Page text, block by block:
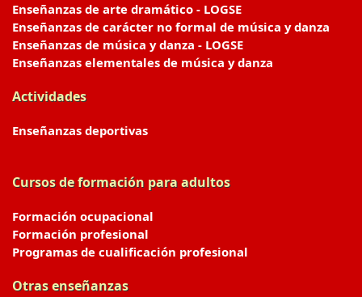
Enseñanzas de arte dramático - LOGSE
Enseñanzas de carácter no formal de música y danza
Enseñanzas de música y danza - LOGSE
Enseñanzas elementales de música y danza
Actividades
Enseñanzas deportivas
Cursos de formación para adultos
Formación ocupacional
Formación profesional
Programas de cualificación profesional
Otras enseñanzas